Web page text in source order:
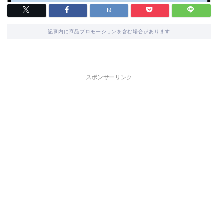
記事内に商品プロモーションを含む場合があります
スポンサーリンク